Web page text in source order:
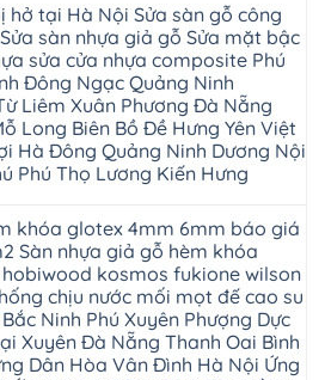
hở tại Hà Nội Sửa sàn gỗ công
sàn nhựa giả gỗ Sửa mặt bậc
sửa cửa nhựa composite Phú
Đông Ngạc Quảng Ninh
Liêm Xuân Phương Đà Nẵng
Long Biên Bồ Đề Hưng Yên Việt
Hà Đông Quảng Ninh Dương Nội
Phú Thọ Lương Kiến Hưng
khóa glotex 4mm 6mm báo giá
Sàn nhựa giả gỗ hèm khóa
kosmos fukione wilson
chịu nước mối mọt đế cao su
Ninh Phú Xuyên Phượng Dực
Xuyên Đà Nẵng Thanh Oai Bình
Dân Hòa Vân Đình Hà Nội Ứng